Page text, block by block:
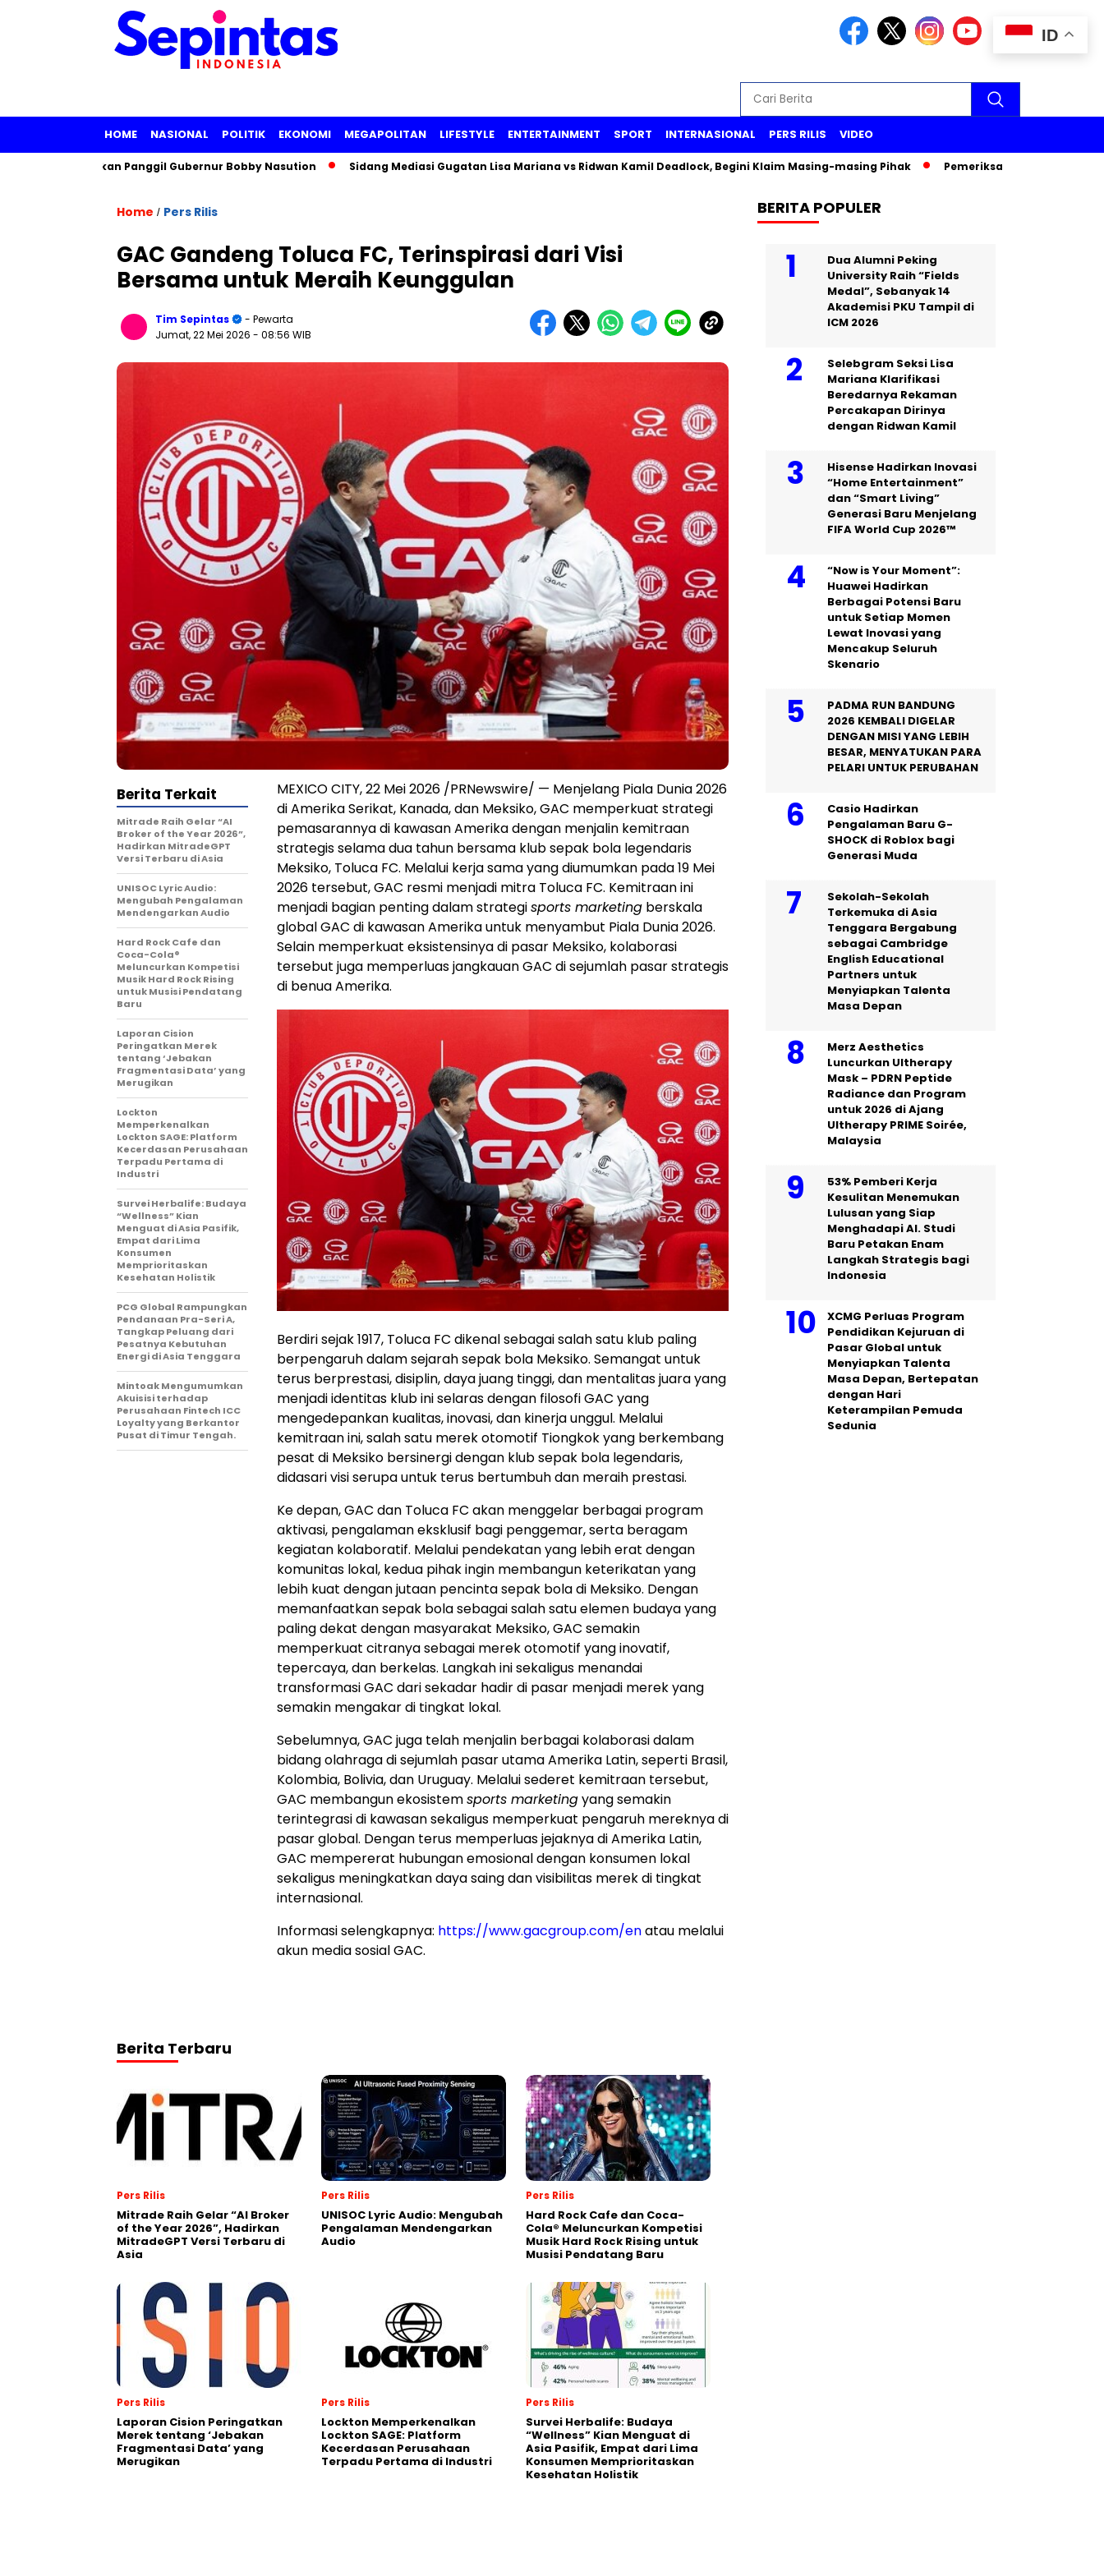
HOME NASIONAL POLITIK EKONOMI MEGAPOLITAN LIFESTYLE ENTERTAINMENT SPORT INTERNASIONAL PERS RILIS VIDEO
Panggil Gubernur Bobby Nasution Sidang Mediasi Gugatan Lisa Mariana vs Ridwan Kamil Deadlock, Begini Klaim Masing-masing Pihak Pemeriksaan Wakil Menteri PU
Home / Pers Rilis
GAC Gandeng Toluca FC, Terinspirasi dari Visi
Bersama untuk Meraih Keunggulan
Tim Sepintas
- Pewarta
Jumat, 22 Mei 2026 - 08:56 WIB
MEXICO CITY, 22 Mei 2026 /PRNewswire/ — Menjelang Piala Dunia 2026
di Amerika Serikat, Kanada, dan Meksiko, GAC memperkuat strategi
pemasarannya di kawasan Amerika dengan menjalin kemitraan
strategis selama dua tahun bersama klub sepak bola legendaris
Meksiko, Toluca FC. Melalui kerja sama yang diumumkan pada 19 Mei
2026 tersebut, GAC resmi menjadi mitra Toluca FC. Kemitraan ini
menjadi bagian penting dalam strategisports marketing berskala
global GAC di kawasan Amerika untuk menyambut Piala Dunia 2026.
Selain memperkuat eksistensinya di pasar Meksiko, kolaborasi
tersebut juga memperluas jangkauan GAC di sejumlah pasar strategis
di benua Amerika.
Berdiri sejak 1917, Toluca FC dikenal sebagai salah satu klub paling
berpengaruh dalam sejarah sepak bola Meksiko. Semangat untuk
terus berprestasi, disiplin, daya juang tinggi, dan mentalitas juara yang
menjadi identitas klub ini selaras dengan filosofi GAC yang
mengedepankan kualitas, inovasi, dan kinerja unggul. Melalui
kemitraan ini, salah satu merek otomotif Tiongkok yang berkembang
pesat di Meksiko bersinergi dengan klub sepak bola legendaris,
didasari visi serupa untuk terus bertumbuh dan meraih prestasi.
Ke depan, GAC dan Toluca FC akan menggelar berbagai program
aktivasi, pengalaman eksklusif bagi penggemar, serta beragam
kegiatan kolaboratif. Melalui pendekatan yang lebih erat dengan
komunitas lokal, kedua pihak ingin membangun keterikatan yang
lebih kuat dengan jutaan pencinta sepak bola di Meksiko. Dengan
memanfaatkan sepak bola sebagai salah satu elemen budaya yang
paling dekat dengan masyarakat Meksiko, GAC semakin
memperkuat citranya sebagai merek otomotif yang inovatif,
tepercaya, dan berkelas. Langkah ini sekaligus menandai
transformasi GAC dari sekadar hadir di pasar menjadi merek yang
semakin mengakar di tingkat lokal.
Sebelumnya, GAC juga telah menjalin berbagai kolaborasi dalam
bidang olahraga di sejumlah pasar utama Amerika Latin, seperti Brasil,
Kolombia, Bolivia, dan Uruguay. Melalui sederet kemitraan tersebut,
GAC membangun ekosistemsports marketingyang semakin
terintegrasi di kawasan sekaligus memperkuat pengaruh mereknya di
pasar global. Dengan terus memperluas jejaknya di Amerika Latin,
GAC mempererat hubungan emosional dengan konsumen lokal
sekaligus meningkatkan daya saing dan visibilitas merek di tingkat
internasional.
Informasi selengkapnya: https://www.gacgroup.com/enatau melalui
akun media sosial GAC.
Berita Terkait
Mitrade Raih Gelar “AI
Broker of the Year 2026”,
Hadirkan MitradeGPT
Versi Terbaru di Asia
UNISOC Lyric Audio:
Mengubah Pengalaman
Mendengarkan Audio
Hard Rock Cafe dan
Coca-Cola®
Meluncurkan Kompetisi
Musik Hard Rock Rising
untuk Musisi Pendatang
Baru
Laporan Cision
Peringatkan Merek
tentang ‘Jebakan
Fragmentasi Data’ yang
Merugikan
Lockton
Memperkenalkan
Lockton SAGE: Platform
Kecerdasan Perusahaan
Terpadu Pertama di
Industri
Survei Herbalife: Budaya
“Wellness” Kian
Menguat di Asia Pasifik,
Empat dari Lima
Konsumen
Memprioritaskan
Kesehatan Holistik
PCG Global Rampungkan
Pendanaan Pra-Seri A,
Tangkap Peluang dari
Pesatnya Kebutuhan
Energi di Asia Tenggara
Mintoak Mengumumkan
Akuisisi terhadap
Perusahaan Fintech ICC
Loyalty yang Berkantor
Pusat di Timur Tengah.
Berita Terbaru
Pers Rilis
Mitrade Raih Gelar “AI Broker
of the Year 2026”, Hadirkan
MitradeGPT Versi Terbaru di
Asia
Pers Rilis
UNISOC Lyric Audio: Mengubah
Pengalaman Mendengarkan
Audio
Pers Rilis
Hard Rock Cafe dan Coca-
Cola® Meluncurkan Kompetisi
Musik Hard Rock Rising untuk
Musisi Pendatang Baru
Pers Rilis
Laporan Cision Peringatkan
Merek tentang ‘Jebakan
Fragmentasi Data’ yang
Merugikan
Pers Rilis
Lockton Memperkenalkan
Lockton SAGE: Platform
Kecerdasan Perusahaan
Terpadu Pertama di Industri
Pers Rilis
Survei Herbalife: Budaya
“Wellness” Kian Menguat di
Asia Pasifik, Empat dari Lima
Konsumen Memprioritaskan
Kesehatan Holistik
BERITA POPULER
Dua Alumni Peking
University Raih “Fields
Medal”, Sebanyak 14
Akademisi PKU Tampil di
ICM 2026
Selebgram Seksi Lisa
Mariana Klarifikasi
Beredarnya Rekaman
Percakapan Dirinya
dengan Ridwan Kamil
Hisense Hadirkan Inovasi
“Home Entertainment”
dan “Smart Living”
Generasi Baru Menjelang
FIFA World Cup 2026™
“Now is Your Moment”:
Huawei Hadirkan
Berbagai Potensi Baru
untuk Setiap Momen
Lewat Inovasi yang
Mencakup Seluruh
Skenario
PADMA RUN BANDUNG
2026 KEMBALI DIGELAR
DENGAN MISI YANG LEBIH
BESAR, MENYATUKAN PARA
PELARI UNTUK PERUBAHAN
Casio Hadirkan
Pengalaman Baru G-
SHOCK di Roblox bagi
Generasi Muda
Sekolah-Sekolah
Terkemuka di Asia
Tenggara Bergabung
sebagai Cambridge
English Educational
Partners untuk
Menyiapkan Talenta
Masa Depan
Merz Aesthetics
Luncurkan Ultherapy
Mask – PDRN Peptide
Radiance dan Program
untuk 2026 di Ajang
Ultherapy PRIME Soirée,
Malaysia
53% Pemberi Kerja
Kesulitan Menemukan
Lulusan yang Siap
Menghadapi AI. Studi
Baru Petakan Enam
Langkah Strategis bagi
Indonesia
XCMG Perluas Program
Pendidikan Kejuruan di
Pasar Global untuk
Menyiapkan Talenta
Masa Depan, Bertepatan
dengan Hari
Keterampilan Pemuda
Sedunia
ID